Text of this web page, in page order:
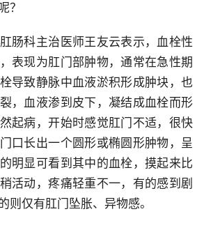
？
肠科主治医师王友云表示，血栓性
表现为肛门部肿物，通常在急性期
导致静脉中血液淤积形成肿块，也
，血液渗到皮下，凝结成血栓而形
起病，开始时感觉肛门不适，很快
口长出一个圆形或椭圆形肿物，呈
明显可看到其中的血栓，摸起来比
活动，疼痛轻重不一，有的感到剧
则仅有肛门坠胀、异物感。